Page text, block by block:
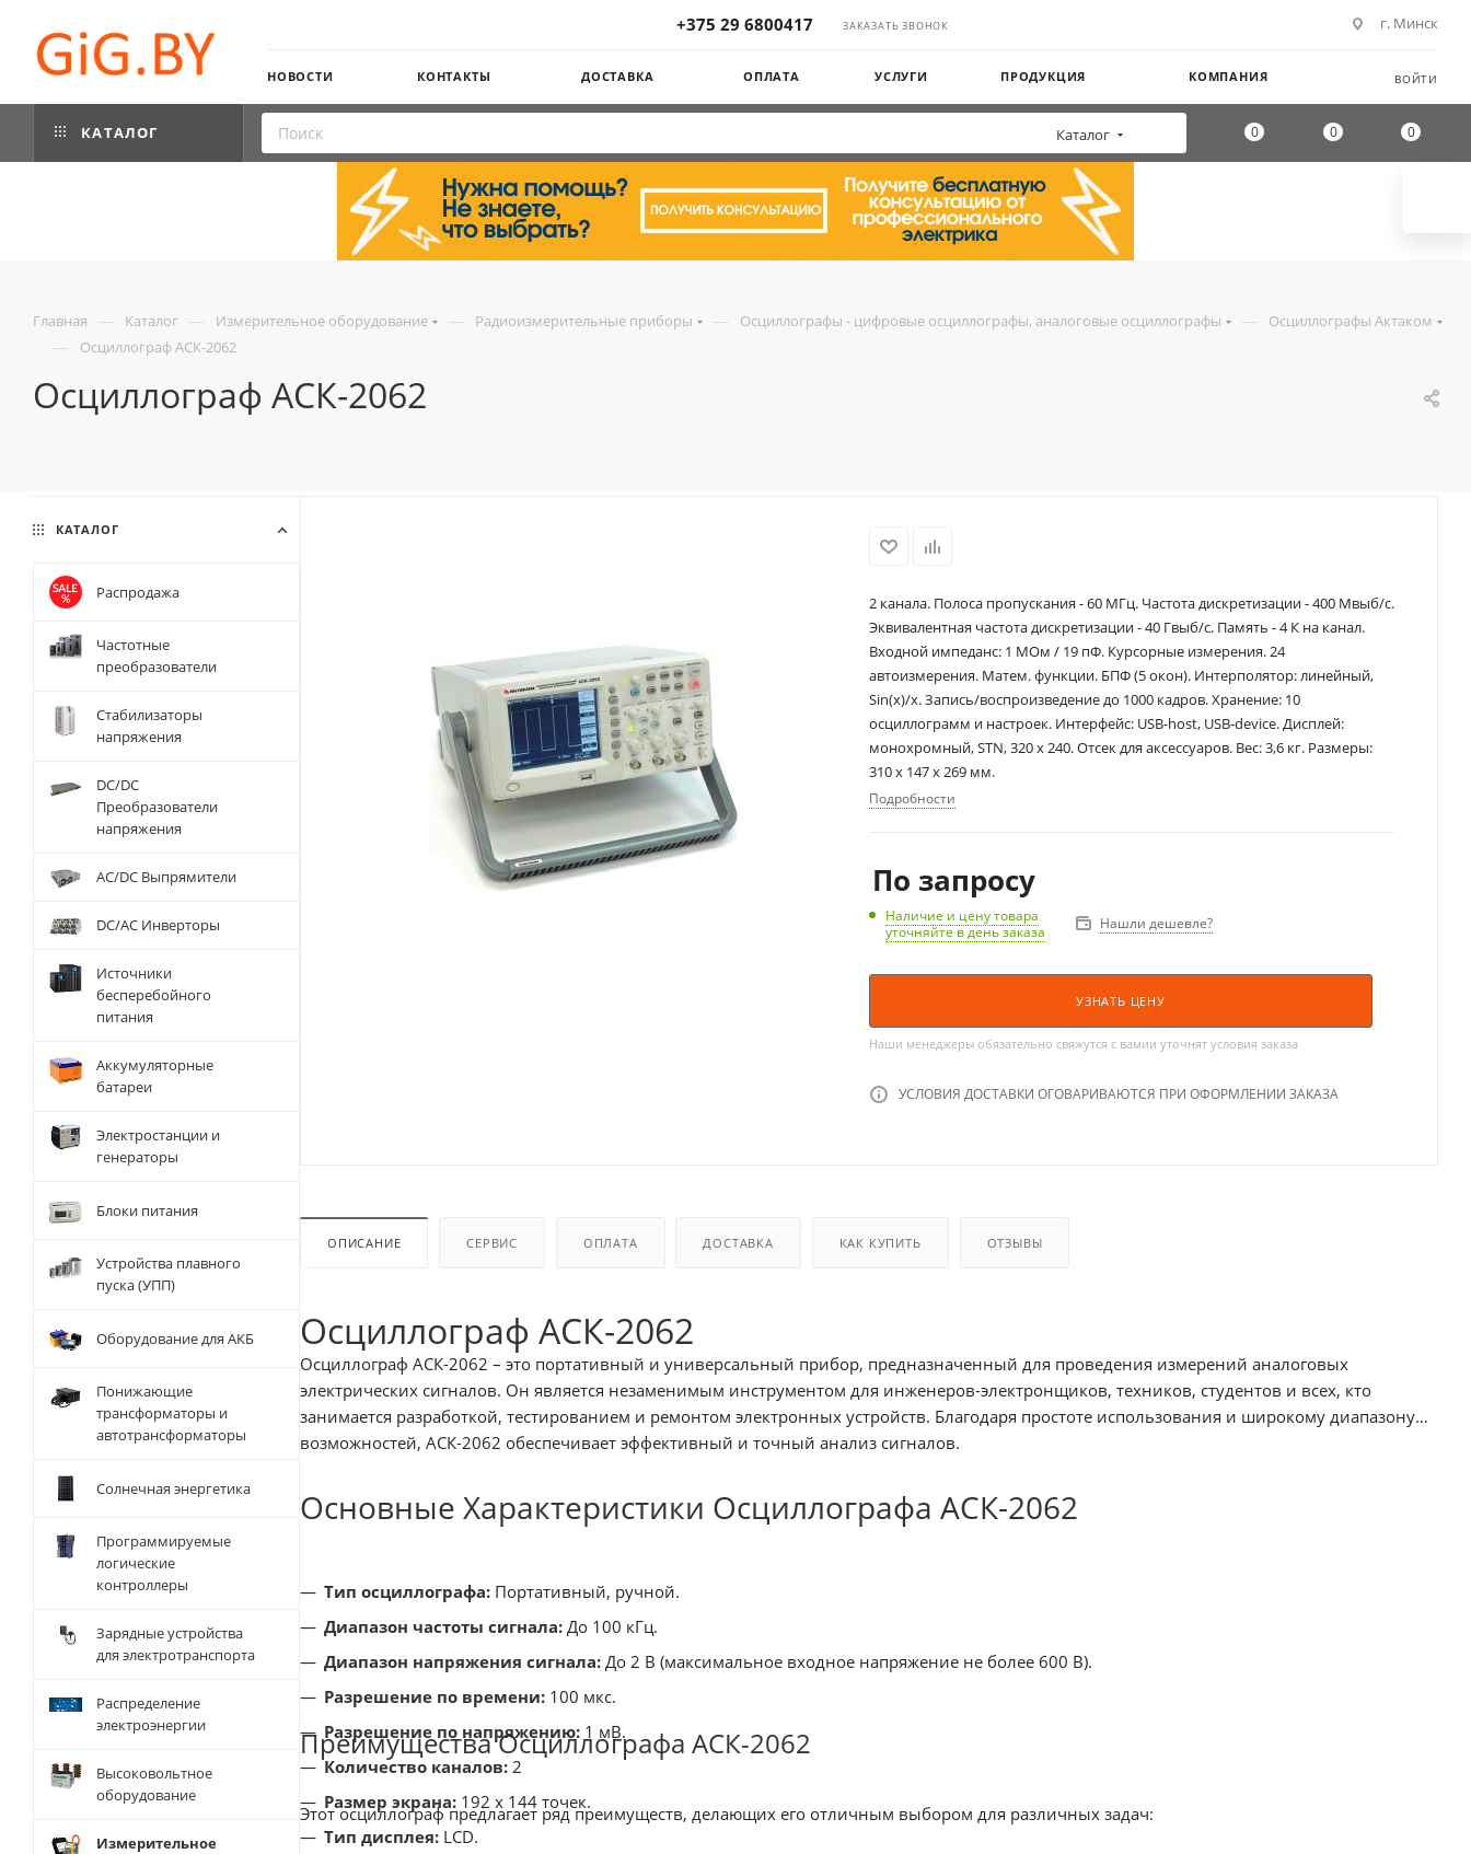
+375 29 6800417 ЗАКАЗАТЬ ЗВОНОК г. Минск
НОВОСТИ КОНТАКТЫ ДОСТАВКА ОПЛАТА УСЛУГИ ПРОДУКЦИЯ КОМПАНИЯ ВОЙТИ
КАТАЛОГ Каталог 0 0 0
Главная — Каталог — Измерительное оборудование — Радиоизмерительные приборы — Осциллографы - цифровые осциллографы, аналоговые осциллографы — Осциллографы Актаком
— Осциллограф АСК-2062
Осциллограф АСК-2062
2 канала. Полоса пропускания - 60 МГц. Частота дискретизации - 400 Мвыб/с.
Эквивалентная частота дискретизации - 40 Гвыб/с. Память - 4 К на канал.
Входной импеданс: 1 МОм / 19 пФ. Курсорные измерения. 24
автоизмерения. Матем. функции. БПФ (5 окон). Интерполятор: линейный,
Sin(x)/x. Запись/воспроизведение до 1000 кадров. Хранение: 10
осциллограмм и настроек. Интерфейс: USB-host, USB-device. Дисплей:
монохромный, STN, 320 х 240. Отсек для аксессуаров. Вес: 3,6 кг. Размеры:
310 x 147 x 269 мм.
Подробности
По запросу
Наличие и цену товара
уточняйте в день заказа
Нашли дешевле?
УЗНАТЬ ЦЕНУ
Наши менеджеры обязательно свяжутся с вамии уточнят условия заказа
УСЛОВИЯ ДОСТАВКИ ОГОВАРИВАЮТСЯ ПРИ ОФОРМЛЕНИИ ЗАКАЗА
ОПИСАНИЕ СЕРВИС ОПЛАТА ДОСТАВКА КАК КУПИТЬ ОТЗЫВЫ
Осциллограф АСК-2062
Осциллограф АСК-2062 – это портативный и универсальный прибор, предназначенный для проведения измерений аналоговых
электрических сигналов. Он является незаменимым инструментом для инженеров-электронщиков, техников, студентов и всех, кто
занимается разработкой, тестированием и ремонтом электронных устройств. Благодаря простоте использования и широкому диапазону
возможностей, АСК-2062 обеспечивает эффективный и точный анализ сигналов.
Основные Характеристики Осциллографа АСК-2062
Тип осциллографа: Портативный, ручной.
Диапазон частоты сигнала: До 100 кГц.
Диапазон напряжения сигнала: До 2 В (максимальное входное напряжение не более 600 В).
Разрешение по времени: 100 мкс.
Разрешение по напряжению: 1 мВ.
Количество каналов: 2
Размер экрана: 192 x 144 точек.
Тип дисплея: LCD.
Преимущества Осциллографа АСК-2062
Этот осциллограф предлагает ряд преимуществ, делающих его отличным выбором для различных задач:
КАТАЛОГ
Распродажа
Частотные
преобразователи
Стабилизаторы
напряжения
DC/DC
Преобразователи
напряжения
AC/DC Выпрямители
DC/AC Инверторы
Источники
бесперебойного
питания
Аккумуляторные
батареи
Электростанции и
генераторы
Блоки питания
Устройства плавного
пуска (УПП)
Оборудование для АКБ
Понижающие
трансформаторы и
автотрансформаторы
Солнечная энергетика
Программируемые
логические
контроллеры
Зарядные устройства
для электротранспорта
Распределение
электроэнергии
Высоковольтное
оборудование
Измерительное